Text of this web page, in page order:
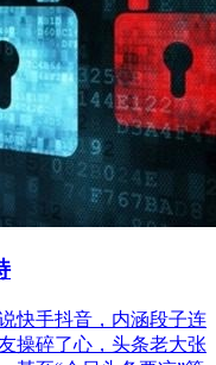
快手抖音，内涵段子连
操碎了心，头条老大张